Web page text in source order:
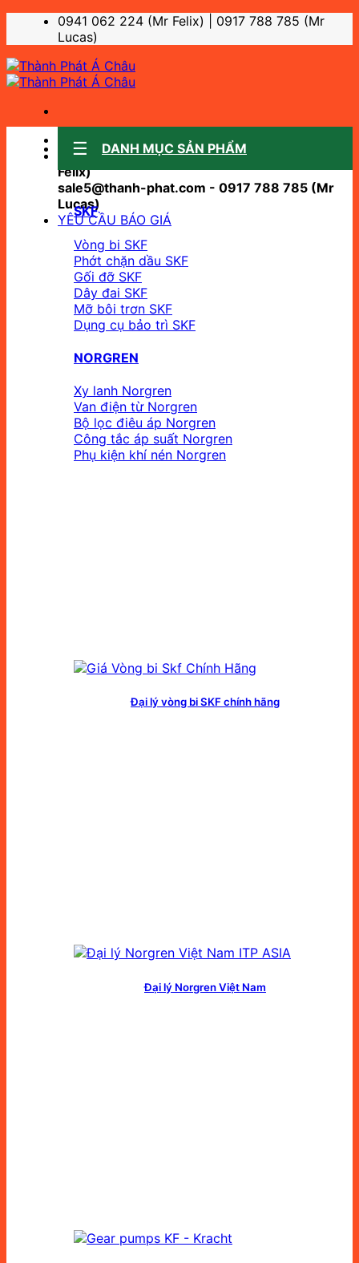
dung
0941 062 224 (Mr Felix) | 0917 788 785 (Mr
Lucas)
Sale support:
sale10@thanh-phat.com - 0941 062 224 (Mr
Felix)
sale5@thanh-phat.com - 0917 788 785 (Mr
Lucas)
YÊU CẦU BÁO GIÁ
DANH MỤC SẢN PHẨM
SKF
Vòng bi SKF
Phớt chặn dầu SKF
Gối đỡ SKF
Dây đai SKF
Mỡ bôi trơn SKF
Dụng cụ bảo trì SKF
NORGREN
Xy lanh Norgren
Van điện từ Norgren
Bộ lọc điêu áp Norgren
Công tắc áp suất Norgren
Phụ kiện khí nén Norgren
Đại lý vòng bi SKF chính hãng
Đại lý Norgren Việt Nam